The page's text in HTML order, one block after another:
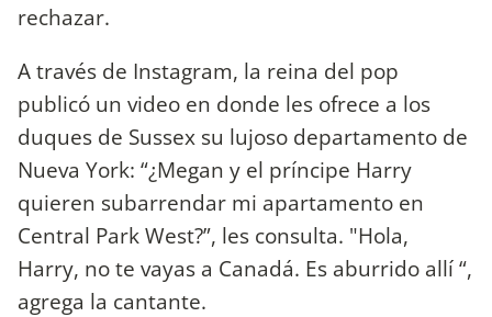
rechazar.
A través de Instagram, la reina del pop
publicó un video en donde les ofrece a los
duques de Sussex su lujoso departamento de
Nueva York: “¿Megan y el príncipe Harry
quieren subarrendar mi apartamento en
Central Park West?”, les consulta. "Hola,
Harry, no te vayas a Canadá. Es aburrido allí “,
agrega la cantante.